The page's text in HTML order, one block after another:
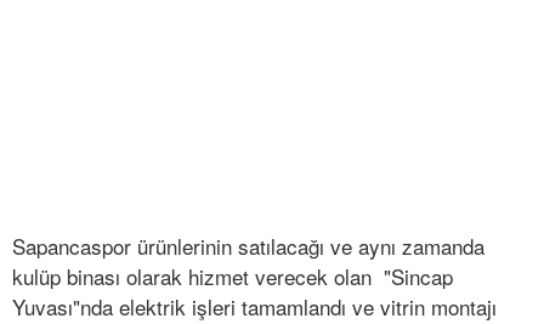
Sapancaspor ürünlerinin satılacağı ve aynı zamanda
kulüp binası olarak hizmet verecek olan "Sincap
Yuvası"nda elektrik işleri tamamlandı ve vitrin montajı